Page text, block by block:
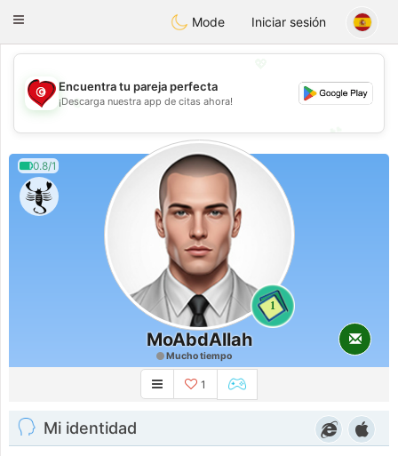
Tunisia Dating
Toggle
Mode Iniciar sesión
💖
💕
Encuentra tu pareja perfecta
¡Descarga nuestra app de citas ahora!
0.8/1
1
MoAbdAllah
Mucho tiempo
1
Mi identidad